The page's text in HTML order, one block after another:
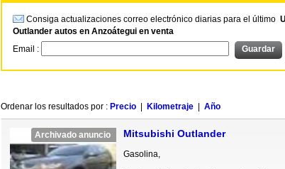
Consiga actualizaciones correo electrónico diarias para el último
Outlander autos en Anzoátegui en venta
Email :
Ordenar los resultados por : Precio| Kilometraje| Año
Archivado anuncio Mitsubishi Outlander
Gasolina,